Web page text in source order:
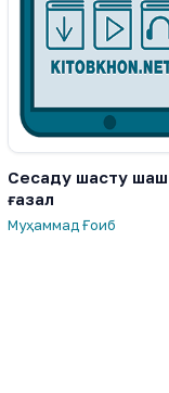
Сесаду шасту шаш
ғазал
Муҳаммад Ғоиб